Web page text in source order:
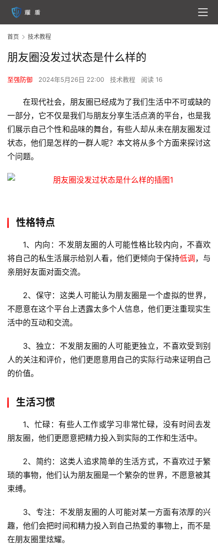
首
云
服
首页 技术教程
朋友圈没发过状态是什么样的
至强防御 2024年5月26日 22:00 技术教程 阅读 16
在现代社会，朋友圈已经成为了我们生活中不可或缺的
一部分，它不仅是我们与朋友分享生活点滴的平台，也是我
们展示自己个性和品味的舞台，有些人却从未在朋友圈发过
状态，他们是怎样的一群人呢？本文将从多个方面来探讨这
个问题。
性格特点
1、内向：不发朋友圈的人可能性格比较内向，不喜欢
将自己的私生活展示给别人看，他们更倾向于保持低调 ，与
亲朋好友面对面交流。
2、保守：这类人可能认为朋友圈是一个虚拟的世界，
不愿意在这个平台上透露太多个人信息，他们更注重现实生
活中的互动和交流。
3、独立：不发朋友圈的人可能更独立，不喜欢受到别
人的关注和评价，他们更愿意用自己的实际行动来证明自己
的价值。
生活习惯
1、忙碌：有些人工作或学习非常忙碌，没有时间去发
朋友圈，他们更愿意把精力投入到实际的工作和生活中。
2、简约：这类人追求简单的生活方式，不喜欢过于繁
琐的事物，他们认为朋友圈是一个繁杂的世界，不愿意被其
束缚。
3、专注：不发朋友圈的人可能对某一方面有浓厚的兴
趣，他们会把时间和精力投入到自己热爱的事物上，而不是
在朋友圈里炫耀。